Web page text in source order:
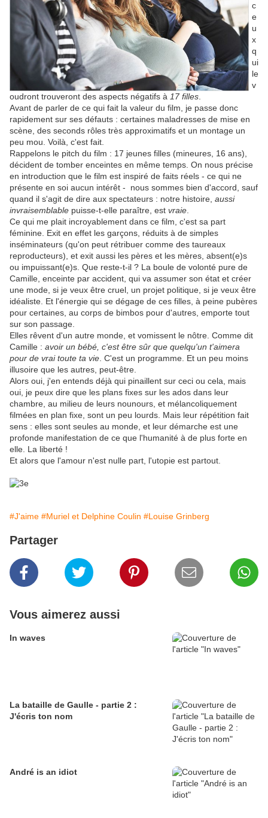
c
e
u
x
q
ui
le
v
oudront trouveront des aspects négatifs à 17 filles
Avant de parler de ce qui fait la valeur du film, je passe donc
rapidement sur ses défauts : certaines maladresses de mise en
scène, des seconds rôles très approximatifs et un montage un
peu mou. Voilà, c'est fait.
Rappelons le pitch du film : 17 jeunes filles (mineures, 16 ans),
décident de tomber enceintes en même temps. On nous précise
en introduction que le film est inspiré de faits réels - ce qui ne
présente en soi aucun intérêt - nous sommes bien d'accord, sauf
quand il s'agit de dire aux spectateurs : notre histoire, aussi
invraisemblable puisse-t-elle paraître, est vraie
Ce qui me plait incroyablement dans ce film, c'est sa part
féminine. Exit en effet les garçons, réduits à de simples
inséminateurs (qu'on peut rétribuer comme des taureaux
reproducteurs), et exit aussi les pères et les mères, absent(e)s
ou impuissant(e)s. Que reste-t-il ? La boule de volonté pure de
Camille, enceinte par accident, qui va assumer son état et créer
une mode, si je veux être cruel, un projet politique, si je veux être
idéaliste. Et l'énergie qui se dégage de ces filles, à peine pubères
pour certaines, au corps de bimbos pour d'autres, emporte tout
sur son passage.
Elles rêvent d'un autre monde, et vomissent le nôtre. Comme dit
Camille : avoir un bébé, c'est être sûr que quelqu'un t'aimera
pour de vrai toute ta vie . C'est un programme. Et un peu moins
illusoire que les autres, peut-être.
Alors oui, j'en entends déjà qui pinaillent sur ceci ou cela, mais
oui, je peux dire que les plans fixes sur les ados dans leur
chambre, au milieu de leurs nounours, et mélancoliquement
filmées en plan fixe, sont un peu lourds. Mais leur répétition fait
sens : elles sont seules au monde, et leur démarche est une
profonde manifestation de ce que l'humanité à de plus forte en
elle. La liberté !
Et alors que l'amour n'est nulle part, l'utopie est partout.
#J'aime #Muriel et Delphine Coulin #Louise Grinberg
Partager
Vous aimerez aussi
In waves
La bataille de Gaulle - partie 2 :
J'écris ton nom
André is an idiot